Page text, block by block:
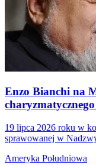
Enzo Bianchi na
19 lipca 2026 roku w
sprawowanej w
Ameryka Południowa